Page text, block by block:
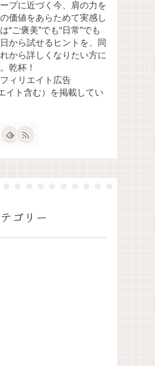
プに近づく今、肩の力を
価値をあらためて実感し
“ご褒美”でも“日常”でも
から試せるヒントを、同
から詳しくなりたい方に
乾杯！
ィリエイト広告
イト含む）を掲載してい
ゴリー